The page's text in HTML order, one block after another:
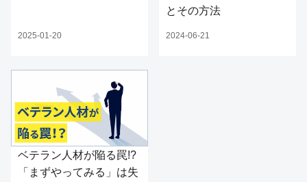
2025-01-20
とその方法
2024-06-21
ベテラン人材が陥る罠!?
「まずやってみる」は失